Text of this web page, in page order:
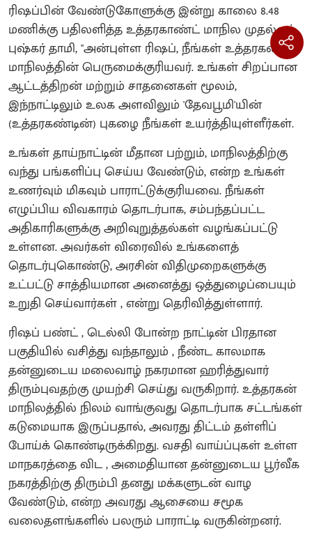
ரிஷப்பின் வேண்டுகோளுக்கு இன்று காலை 8.48
மணிக்கு பதிலளித்த உத்தரகாண்ட் மாநில முதல்வர்
புஷ்கர் தாமி, "அன்புள்ள ரிஷப், நீங்கள் உத்தரகண்ட்
மாநிலத்தின் பெருமைக்குரியவர். உங்கள் சிறப்பான
ஆட்டத்திறன் மற்றும் சாதனைகள் மூலம்,
இந்நாட்டிலும் உலக அளவிலும் 'தேவபூமி'யின்
(உத்தரகண்டின்) புகழை நீங்கள் உயர்த்தியுள்ளீர்கள்.
உங்கள் தாய்நாட்டின் மீதான பற்றும், மாநிலத்திற்கு
வந்து பங்களிப்பு செய்ய வேண்டும், என்ற உங்கள்
உணர்வும் மிகவும் பாராட்டுக்குரியவை. நீங்கள்
எழுப்பிய விவகாரம் தொடர்பாக, சம்பந்தப்பட்ட
அதிகாரிகளுக்கு அறிவுறுத்தல்கள் வழங்கப்பட்டு
உள்ளன. அவர்கள் விரைவில் உங்களைத்
தொடர்புகொண்டு, அரசின் விதிமுறைகளுக்கு
உட்பட்டு சாத்தியமான அனைத்து ஒத்துழைப்பையும்
உறுதி செய்வார்கள் , என்று தெரிவித்துள்ளார்.
ரிஷப் பண்ட் , டெல்லி போன்ற நாட்டின் பிரதான
பகுதியில் வசித்து வந்தாலும் , நீண்ட காலமாக
தன்னுடைய மலைவாழ் நகரமான ஹரித்துவார்
திரும்புவதற்கு முயற்சி செய்து வருகிறார். உத்தரகன்
மாநிலத்தில் நிலம் வாங்குவது தொடர்பாக சட்டங்கள்
கடுமையாக இருப்பதால், அவரது திட்டம் தள்ளிப்
போய்க் கொண்டிருக்கிறது. வசதி வாய்ப்புகள் உள்ள
மாநகரத்தை விட , அமைதியான தன்னுடைய பூர்வீக
நகரத்திற்கு திரும்பி தனது மக்களுடன் வாழ
வேண்டும், என்ற அவரது ஆசையை சமூக
வலைதளங்களில் பலரும் பாராட்டி வருகின்றனர்.